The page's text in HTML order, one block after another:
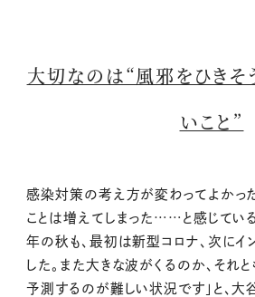
大切なのは“風邪をひきそ
いこと”
感染対策の考え方が変わってよかっ
ことは増えてしまった……と感じてい
年の秋も、最初は新型コロナ、次にイ
した。また大きな波がくるのか、それ
予測するのが難しい状況です」と、大